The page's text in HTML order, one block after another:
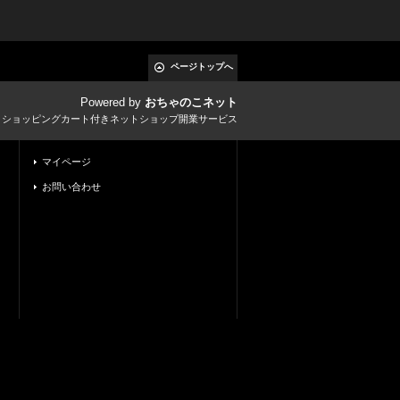
ページトップへ
Powered by おちゃのこネット
ョッピングカート付きネットショップ開業サービス
マイページ
お問い合わせ